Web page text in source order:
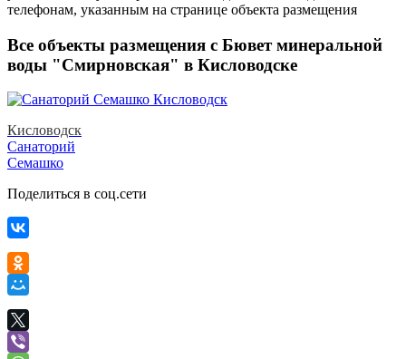
телефонам, указанным на странице объекта размещения
Все объекты размещения с Бювет минеральной
воды "Смирновская" в Кисловодске
Кисловодск
Санаторий
Семашко
Поделиться в соц.сети